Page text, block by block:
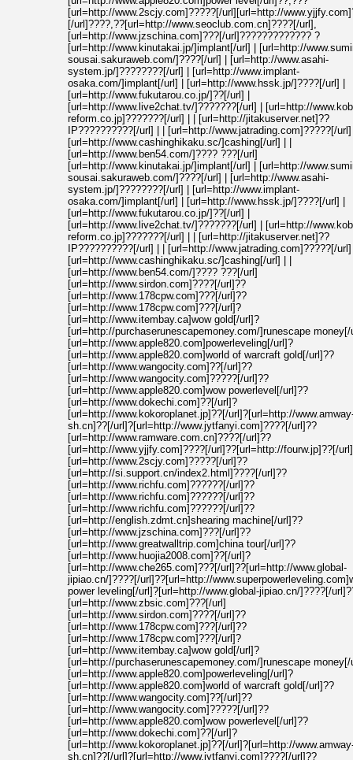
[url=http://www.2scjy.com]?????[/url][url=http://
[/url]????,??[url=http://www.seoclub.com.cn]????[/url],
[url=http://www.jzschina.com]???[/url]????????????? ?
[url=http://www.kinutakai.jp/]implant[/url] | [url=http://
sousai.sakuraweb.com/]????[/url] | [url=http://www.asahi-
system.jp/]????????[/url] | [url=http://www.implant-
osaka.com/]implant[/url] | [url=http://www.hssk.jp/]????[/url] |
[url=http://www.fukutarou.co.jp/]??[/url] |
[url=http://www.live2chat.tv/]???????[/url] | [url=http://
reform.co.jp]???????[/url] | | [url=http://jitakuserver.net]??
IP??????????[/url] | | [url=http://www.jatrading.com]?????[/
[url=http://www.cashinghikaku.sc/]cashing[/url] | |
[url=http://www.ben54.com/]???? ???[/url]
[url=http://www.kinutakai.jp/]implant[/url] | [url=http://
sousai.sakuraweb.com/]????[/url] | [url=http://www.asahi-
system.jp/]????????[/url] | [url=http://www.implant-
osaka.com/]implant[/url] | [url=http://www.hssk.jp/]????[/url] |
[url=http://www.fukutarou.co.jp/]??[/url] |
[url=http://www.live2chat.tv/]???????[/url] | [url=http://
reform.co.jp]???????[/url] | | [url=http://jitakuserver.net]??
IP??????????[/url] | | [url=http://www.jatrading.com]?????[/
[url=http://www.cashinghikaku.sc/]cashing[/url] | |
[url=http://www.ben54.com/]???? ???[/url]
[url=http://www.sirdon.com]????[/url]??
[url=http://www.178cpw.com]???[/url]??
[url=http://www.178cpw.com]???[/url]?
[url=http://www.itembay.ca]wow gold[/url]?
[url=http://purchaserunescapemoney.com/]runescape money[/
[url=http://www.apple820.com]powerleveling[/url]?
[url=http://www.apple820.com]world of warcraft gold[/url]??
[url=http://www.wangocity.com]??[/url]??
[url=http://www.wangocity.com]?????[/url]??
[url=http://www.apple820.com]wow powerlevel[/url]??
[url=http://www.dokechi.com]??[/url]?
[url=http://www.kokoroplanet.jp]??[/url]?[url=http://
sh.cn]??[/url]?[url=http://www.jytfanyi.com]????[/url]??
[url=http://www.ramware.com.cn]????[/url]??
[url=http://www.yjjfy.com]????[/url]??[url=http://fourw.jp]??[/
[url=http://www.2scjy.com]?????[/url]??
[url=http://si.support.cn/index2.html]????[/url]??
[url=http://www.richfu.com]??????[/url]??
[url=http://www.richfu.com]??????[/url]??
[url=http://www.richfu.com]??????[/url]??
[url=http://english.zdmt.cn]shearing machine[/url]??
[url=http://www.jzschina.com]???[/url]??
[url=http://www.greatwalltrip.com]china tour[/url]??
[url=http://www.huojia2008.com]??[/url]?
[url=http://www.che265.com]???[/url]??[url=http://www.global-
jipiao.cn/]????[/url]??[url=http://
power leveling[/url]?[url=http://www.global-jipiao.cn/]????[/
[url=http://www.zbsic.com]???[/url]
[url=http://www.sirdon.com]????[/url]??
[url=http://www.178cpw.com]???[/url]??
[url=http://www.178cpw.com]???[/url]?
[url=http://www.itembay.ca]wow gold[/url]?
[url=http://purchaserunescapemoney.com/]runescape money[/
[url=http://www.apple820.com]powerleveling[/url]?
[url=http://www.apple820.com]world of warcraft gold[/url]??
[url=http://www.wangocity.com]??[/url]??
[url=http://www.wangocity.com]?????[/url]??
[url=http://www.apple820.com]wow powerlevel[/url]??
[url=http://www.dokechi.com]??[/url]?
[url=http://www.kokoroplanet.jp]??[/url]?[url=http://
sh.cn]??[/url]?[url=http://www.jytfanyi.com]????[/url]??